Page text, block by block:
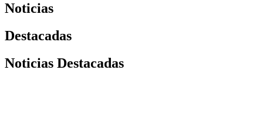
Noticias
Destacadas
Noticias Destacadas